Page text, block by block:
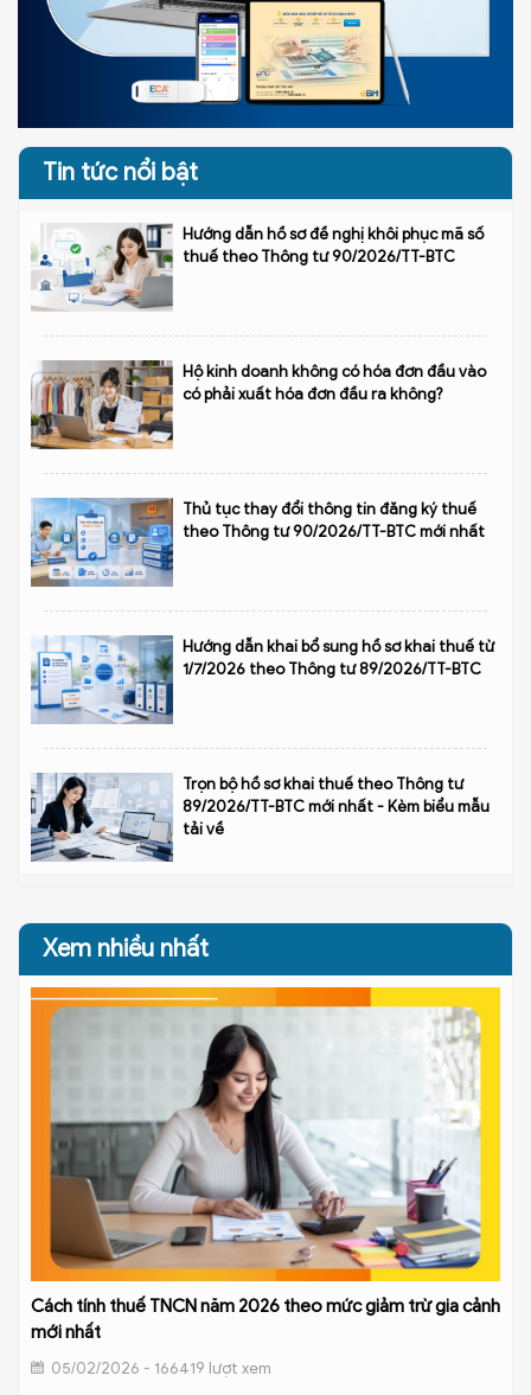
Tin tức nổi bật
Hướng dẫn hồ sơ đề nghị khôi phục mã số
thuế theo Thông tư 90/2026/TT-BTC
Hộ kinh doanh không có hóa đơn đầu vào
có phải xuất hóa đơn đầu ra không?
Thủ tục thay đổi thông tin đăng ký thuế
theo Thông tư 90/2026/TT-BTC mới nhất
Hướng dẫn khai bổ sung hồ sơ khai thuế từ
1/7/2026 theo Thông tư 89/2026/TT-BTC
Trọn bộ hồ sơ khai thuế theo Thông tư
89/2026/TT-BTC mới nhất - Kèm biểu mẫu
tải về
Xem nhiều nhất
Cách tính thuế TNCN năm 2026 theo mức giảm trừ gia cảnh
mới nhất
05/02/2026 - 166419 lượt xem